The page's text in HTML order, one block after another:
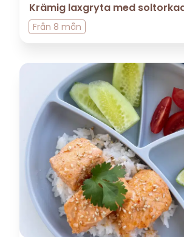
Krämig laxgryta med
Från 8 mån